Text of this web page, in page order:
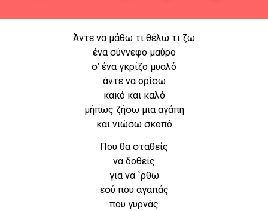
Άντε να μάθω τι θέλω τι ζω
ένα σύννεφο μαύρο
σ’ ένα γκρίζο μυαλό
άντε να ορίσω
κακό και καλό
μήπως ζήσω μια αγάπη
και νιώσω σκοπό
Που θα σταθείς
να δοθείς
για να `ρθω
εσύ που αγαπάς
που γυρνάς